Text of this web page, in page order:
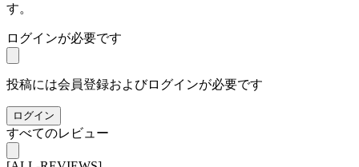
す。
ログインが必要です
投稿には会員登録およびログインが必要です
ログイン
すべてのレビュー